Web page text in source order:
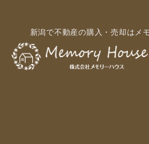
新潟で不動産の購入・売却はメ